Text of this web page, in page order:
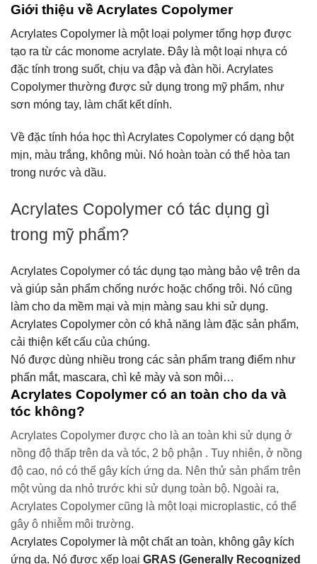
Giới thiệu về Acrylates Copolymer
Acrylates Copolymer là một loại polymer tổng hợp được
tạo ra từ các monome acrylate. Đây là một loại nhựa có
đặc tính trong suốt, chịu va đập và đàn hồi. Acrylates
Copolymer thường được sử dụng trong mỹ phẩm, như
sơn móng tay, làm chất kết dính.
Về đặc tính hóa học thì Acrylates Copolymer có dạng bột
mịn, màu trắng, không mùi. Nó hoàn toàn có thể hòa tan
trong nước và dầu.
Acrylates Copolymer có tác dụng gì
trong mỹ phẩm?
Acrylates Copolymer có tác dụng tạo màng bảo vệ trên da
và giúp sản phẩm chống nước hoặc chống trôi. Nó cũng
làm cho da mềm mại và mịn màng sau khi sử dụng.
Acrylates Copolymer còn có khả năng làm đặc sản phẩm,
cải thiện kết cấu của chúng.
Nó được dùng nhiều trong các sản phẩm trang điểm như
phấn mắt, mascara, chì kẻ mày và son môi…
Acrylates Copolymer có an toàn cho da và
tóc không?
Acrylates Copolymer được cho là an toàn khi sử dụng ở
nồng độ thấp trên da và tóc, 2 bộ phận . Tuy nhiên, ở nồng
độ cao, nó có thể gây kích ứng da. Nên thử sản phẩm trên
một vùng da nhỏ trước khi sử dụng toàn bộ. Ngoài ra,
Acrylates Copolymer cũng là một loại microplastic, có thể
gây ô nhiễm môi trường.
Acrylates Copolymer là một chất an toàn, không gây kích
ứng da. Nó được xếp loại GRAS (Generally Recognized